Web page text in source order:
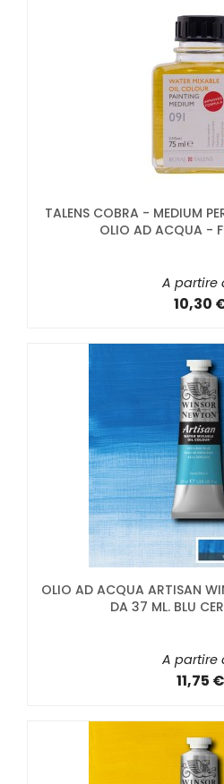
TALENS COBRA - MEDIUM
OLIO AD ACQUA -
A partire
10,30
OLIO AD ACQUA ARTISAN
DA 37 ML. BLU
A partire
11,75 €